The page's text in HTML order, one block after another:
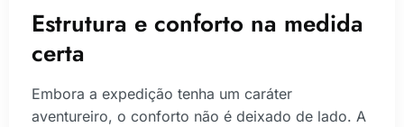
Estrutura e conforto na medida
certa
Embora a expedição tenha um caráter
aventureiro, o conforto não é deixado de lado. A